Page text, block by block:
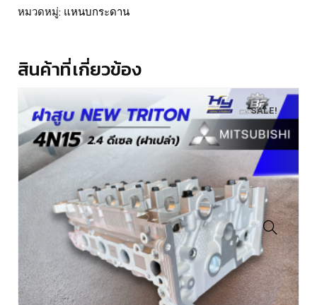
หมวดหมู่: แหนบกระดาน
สินค้าที่เกี่ยวข้อง
SALE!